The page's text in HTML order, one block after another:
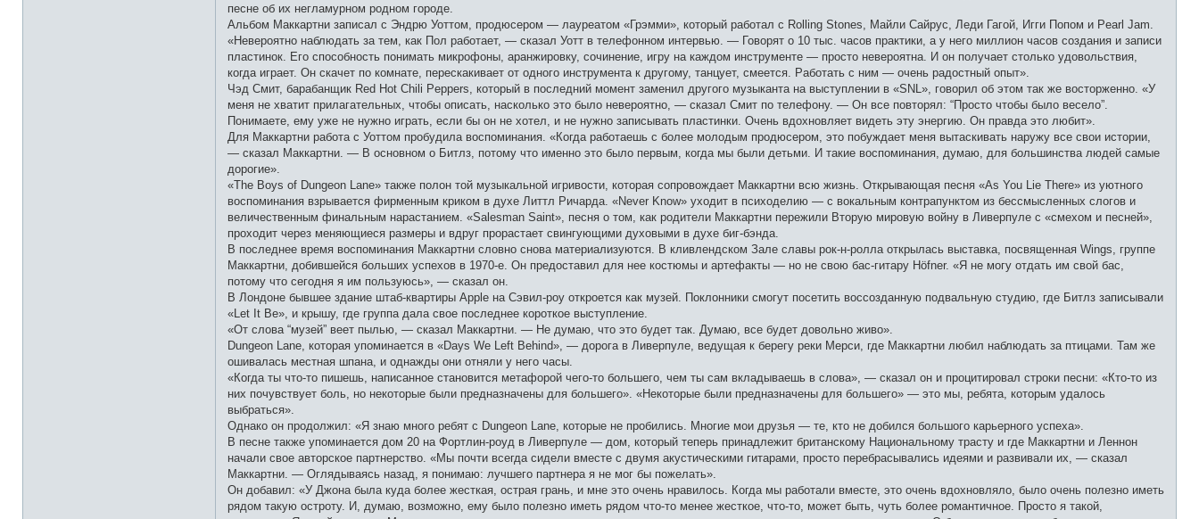
песне об их негламурном родном городе.
Альбом Маккартни записал с Эндрю Уоттом, продюсером — лауреатом «Грэмми», который работал с Rolling Stones, Майли Сайрус, Леди Гагой, Игги Попом и Pearl Jam.
«Невероятно наблюдать за тем, как Пол работает, — сказал Уотт в телефонном интервью. — Говорят о 10 тыс. часов практики, а у него миллион часов создания и записи
пластинок. Его способность понимать микрофоны, аранжировку, сочинение, игру на каждом инструменте — просто невероятна. И он получает столько удовольствия,
когда играет. Он скачет по комнате, перескакивает от одного инструмента к другому, танцует, смеется. Работать с ним — очень радостный опыт».
Чэд Смит, барабанщик Red Hot Chili Peppers, который в последний момент заменил другого музыканта на выступлении в «SNL», говорил об этом так же восторженно. «У
меня не хватит прилагательных, чтобы описать, насколько это было невероятно, — сказал Смит по телефону. — Он все повторял: “Просто чтобы было весело”.
Понимаете, ему уже не нужно играть, если бы он не хотел, и не нужно записывать пластинки. Очень вдохновляет видеть эту энергию. Он правда это любит».
Для Маккартни работа с Уоттом пробудила воспоминания. «Когда работаешь с более молодым продюсером, это побуждает меня вытаскивать наружу все свои истории,
— сказал Маккартни. — В основном о Битлз, потому что именно это было первым, когда мы были детьми. И такие воспоминания, думаю, для большинства людей самые
дорогие».
«The Boys of Dungeon Lane» также полон той музыкальной игривости, которая сопровождает Маккартни всю жизнь. Открывающая песня «As You Lie There» из уютного
воспоминания взрывается фирменным криком в духе Литтл Ричарда. «Never Know» уходит в психоделию — с вокальным контрапунктом из бессмысленных слогов и
величественным финальным нарастанием. «Salesman Saint», песня о том, как родители Маккартни пережили Вторую мировую войну в Ливерпуле с «смехом и песней»,
проходит через меняющиеся размеры и вдруг прорастает свингующими духовыми в духе биг-бэнда.
В последнее время воспоминания Маккартни словно снова материализуются. В кливлендском Зале славы рок-н-ролла открылась выставка, посвященная Wings, группе
Маккартни, добившейся больших успехов в 1970-е. Он предоставил для нее костюмы и артефакты — но не свою бас-гитару Höfner. «Я не могу отдать им свой бас,
потому что сегодня я им пользуюсь», — сказал он.
В Лондоне бывшее здание штаб-квартиры Apple на Сэвил-роу откроется как музей. Поклонники смогут посетить воссозданную подвальную студию, где Битлз записывали
«Let It Be», и крышу, где группа дала свое последнее короткое выступление.
«От слова “музей” веет пылью, — сказал Маккартни. — Не думаю, что это будет так. Думаю, все будет довольно живо».
Dungeon Lane, которая упоминается в «Days We Left Behind», — дорога в Ливерпуле, ведущая к берегу реки Мерси, где Маккартни любил наблюдать за птицами. Там же
ошивалась местная шпана, и однажды они отняли у него часы.
«Когда ты что-то пишешь, написанное становится метафорой чего-то большего, чем ты сам вкладываешь в слова», — сказал он и процитировал строки песни: «Кто-то из
них почувствует боль, но некоторые были предназначены для большего». «Некоторые были предназначены для большего» — это мы, ребята, которым удалось
выбраться».
Однако он продолжил: «Я знаю много ребят с Dungeon Lane, которые не пробились. Многие мои друзья — те, кто не добился большого карьерного успеха».
В песне также упоминается дом 20 на Фортлин-роуд в Ливерпуле — дом, который теперь принадлежит британскому Национальному трасту и где Маккартни и Леннон
начали свое авторское партнерство. «Мы почти всегда сидели вместе с двумя акустическими гитарами, просто перебрасывались идеями и развивали их, — сказал
Маккартни. — Оглядываясь назад, я понимаю: лучшего партнера я не мог бы пожелать».
Он добавил: «У Джона была куда более жесткая, острая грань, и мне это очень нравилось. Когда мы работали вместе, это очень вдохновляло, было очень полезно иметь
рядом такую остроту. И, думаю, возможно, ему было полезно иметь рядом что-то менее жесткое, что-то, может быть, чуть более романтичное. Просто я такой,